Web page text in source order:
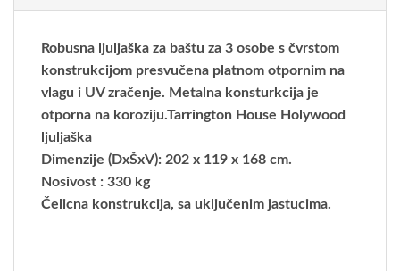
Robusna ljuljaška za baštu za 3 osobe s čvrstom
konstrukcijom presvučena platnom otpornim na
vlagu i UV zračenje. Metalna konsturkcija je
otporna na koroziju.Tarrington House Holywood
ljuljaška
Dimenzije (DxŠxV): 202 x 119 x 168 cm.
Nosivost : 330 kg
Čelicna konstrukcija, sa uključenim jastucima.